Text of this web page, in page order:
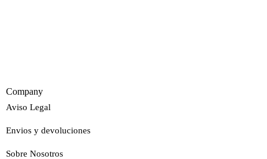
Company
Aviso Legal
Envios y devoluciones
Sobre Nosotros